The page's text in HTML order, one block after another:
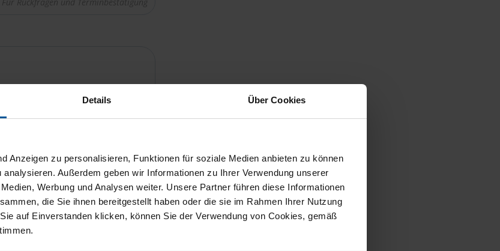
Details Über Cookies
Anzeigen zu personalisieren, Funktionen für soziale Medien anbieten zu können
Außerdem geben wir Informationen zu Ihrer Verwendung unserer
Werbung und Analysen weiter. Unsere Partner führen diese Informationen
die Sie ihnen bereitgestellt haben oder die sie im Rahmen Ihrer Nutzung
auf Einverstanden klicken, können Sie der Verwendung von Cookies, gemäß
dass meine
der Zugriffsquelle